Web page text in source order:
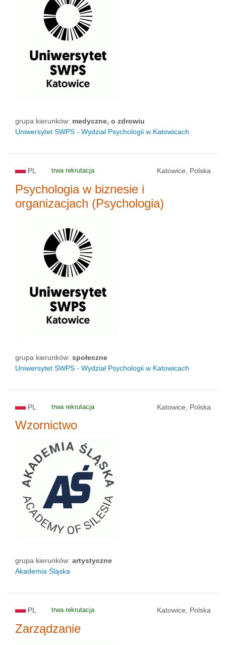
grupa kierunków: medyczne, o zdrowiu
Uniwersytet SWPS - Wydział Psychologii w Katowicach
PL trwa rekrutacja Katowice, Polska
Psychologia w biznesie i
organizacjach (Psychologia)
grupa kierunków: społeczne
Uniwersytet SWPS - Wydział Psychologii w Katowicach
PL trwa rekrutacja Katowice, Polska
Wzornictwo
grupa kierunków: artystyczne
Akademia Śląska
PL trwa rekrutacja Katowice, Polska
Zarządzanie